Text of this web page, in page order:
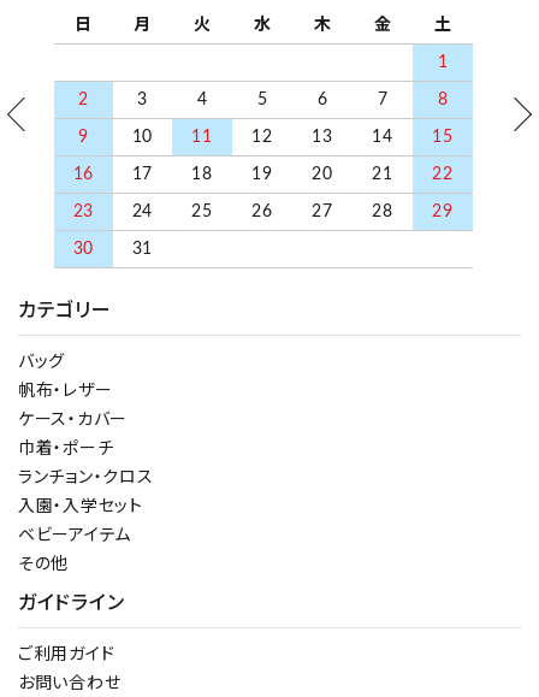
カテゴリー
バッグ
帆布・レザー
ケース・カバー
巾着・ポーチ
ランチョン・クロス
入園・入学セット
ベビーアイテム
その他
ガイドライン
ご利用ガイド
お問い合わせ
日 月 火 水 木 金 土
1
2 3 4 5 6 7 8
9 10 11 12 13 14 15
16 17 18 19 20 21 22
23 24 25 26 27 28 29
30 31